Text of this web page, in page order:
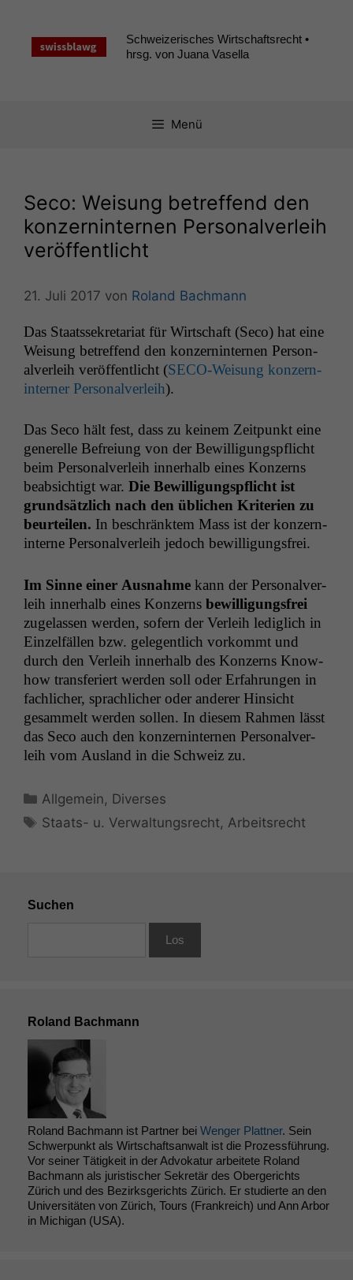
springen
Schweizerisches Wirtschaftsrecht •
hrsg. von Juana Vasella
Menü
Seco: Weisung betreffend den
konzerninternen Personalverleih
veröffentlicht
21. Juli 2017 von Roland Bachmann
Das Staatssekre­tari­at für Wirtschaft (Seco) hat eine
Weisung betr­e­f­fend den konz­ern­in­ter­nen Per­son­
alver­leih veröf­fentlicht (SECO-Weisung konz­ern­
in­tern­er Per­son­alver­leih).
Das Seco hält fest, dass zu keinem Zeit­punkt eine
generelle Befreiung von der Bewil­li­gungspflicht
beim Per­son­alver­leih inner­halb eines Konz­erns
beab­sichtigt war. Die Bewil­li­gungspflicht ist
grund­sät­zlich nach den üblichen Kri­te­rien zu
beurteilen. In beschränk­tem Mass ist der konz­ern­
in­terne Per­son­alver­leih jedoch bewilligungsfrei.
Im Sinne ein­er Aus­nahme kann der Per­son­alver­
leih inner­halb eines Konz­erns bewil­li­gungs­frei
zuge­lassen wer­den, sofern der Ver­leih lediglich in
Einzelfällen bzw. gele­gentlich vorkommt und
durch den Ver­leih inner­halb des Konz­erns Know-
how trans­feriert wer­den soll oder Erfahrun­gen in
fach­lich­er, sprach­lich­er oder ander­er Hin­sicht
gesam­melt wer­den sollen. In diesem Rah­men lässt
das Seco auch den konz­ern­in­ter­nen Per­son­alver­
leih vom Aus­land in die Schweiz zu.
Kategorien
Allgemein, Diverses
Schlagwörter
Staats- u. Verwaltungsrecht, Arbeitsrecht
Suchen
Roland Bachmann
Roland Bachmann ist Partner bei Wenger Plattner. Sein
Schwerpunkt als Wirtschaftsanwalt ist die Prozessführung.
Vor seiner Tätigkeit in der Advokatur arbeitete Roland
Bachmann als juristischer Sekretär des Obergerichts
Zürich und des Bezirksgerichts Zürich. Er studierte an den
Universitäten von Zürich, Tours (Frankreich) und Ann Arbor
in Michigan (USA).